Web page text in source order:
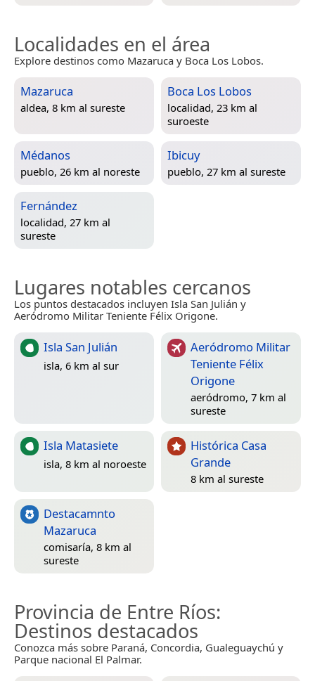
Localidades en el área
Explore destinos como Mazaruca y Boca Los Lobos.
Mazaruca
aldea, 8 km al sureste
Boca Los Lobos
localidad, 23 km al
suroeste
Médanos
pueblo, 26 km al noreste
Ibicuy
pueblo, 27 km al sureste
Fernández
localidad, 27 km al
sureste
Lugares notables cercanos
Los puntos destacados incluyen Isla San Julián y
Aeródromo Militar Teniente Félix Origone.
Isla San Julián
isla, 6 km al sur
Aeródromo Militar
Teniente Félix
Origone
aeródromo, 7 km al
sureste
Isla Matasiete
isla, 8 km al noroeste
Histórica Casa
Grande
8 km al sureste
Destacamnto
Mazaruca
comisaría, 8 km al
sureste
Provincia de Entre Ríos:
Destinos destacados
Conozca más sobre Paraná, Concordia, Gualeguaychú y
Parque nacional El Palmar.